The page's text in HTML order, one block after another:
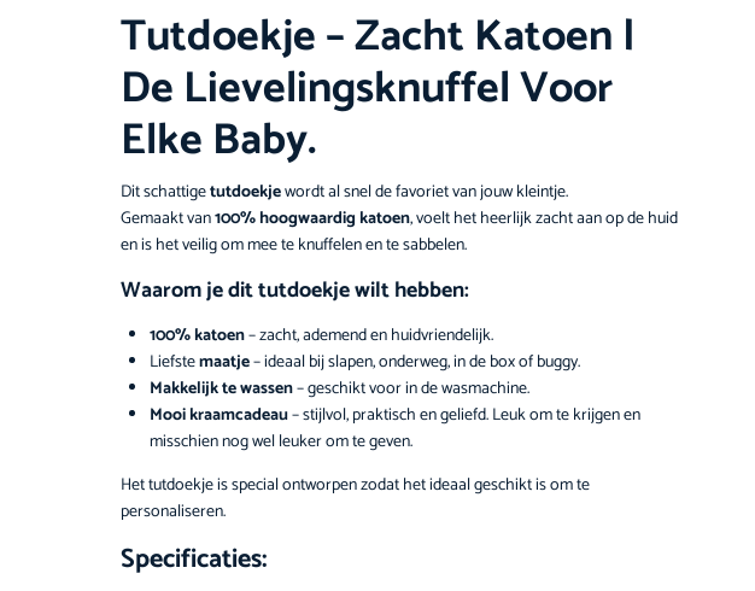
Tutdoekje – Zacht Katoen |
De Lievelingsknuffel Voor
Elke Baby.
Dit schattigetutdoekjewordt al snel de favoriet van jouw kleintje.
Gemaakt van100% hoogwaardig katoen, voelt het heerlijk zacht aan op de huid
en is het veilig om mee te knuffelen en te sabbelen.
Waarom je dit tutdoekje wilt hebben:
100% katoen– zacht, ademend en huidvriendelijk.
Liefstemaatje– ideaal bij slapen, onderweg, in de box of buggy.
Makkelijk te wassen– geschikt voor in de wasmachine.
Mooi kraamcadeau– stijlvol, praktisch en geliefd. Leuk om te krijgen en
misschien nog wel leuker om te geven.
Het tutdoekje is special ontworpen zodat het ideaal geschikt is om te
personaliseren.
Specificaties: